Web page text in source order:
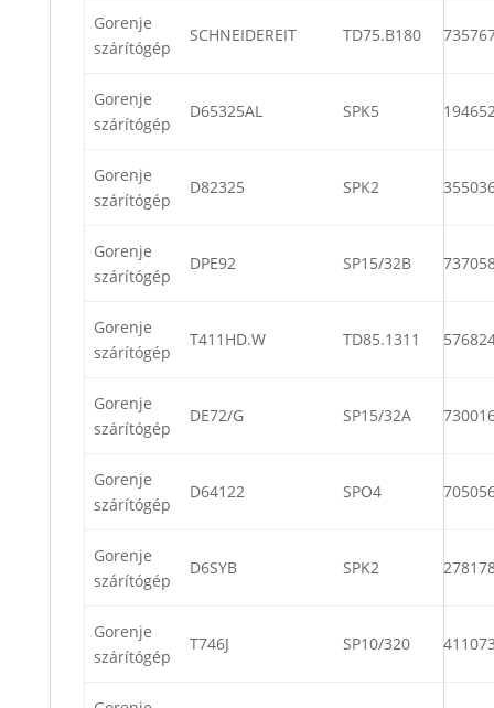
Gorenje
szárítógép
SCHNEIDEREIT TD75.B180
Gorenje
szárítógép
D65325AL SPK5
Gorenje
szárítógép
D82325 SPK2
Gorenje
szárítógép
DPE92 SP15/32B
Gorenje
szárítógép
T411HD.W TD85.1311
Gorenje
szárítógép
DE72/G SP15/32A
Gorenje
szárítógép
D64122 SPO4
Gorenje
szárítógép
D6SYB SPK2
Gorenje
szárítógép
T746J SP10/320